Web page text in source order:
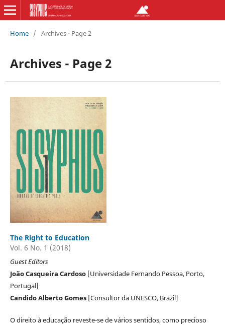
Home / Archives - Page 2
Archives - Page 2
The Right to Education
Vol. 6 No. 1 (2018)
Guest Editors
João Casqueira Cardoso [Universidade Fernando Pessoa, Porto,
Portugal]
Candido Alberto Gomes [Consultor da UNESCO, Brazil]
O direito à educação reveste-se de vários sentidos, como precioso